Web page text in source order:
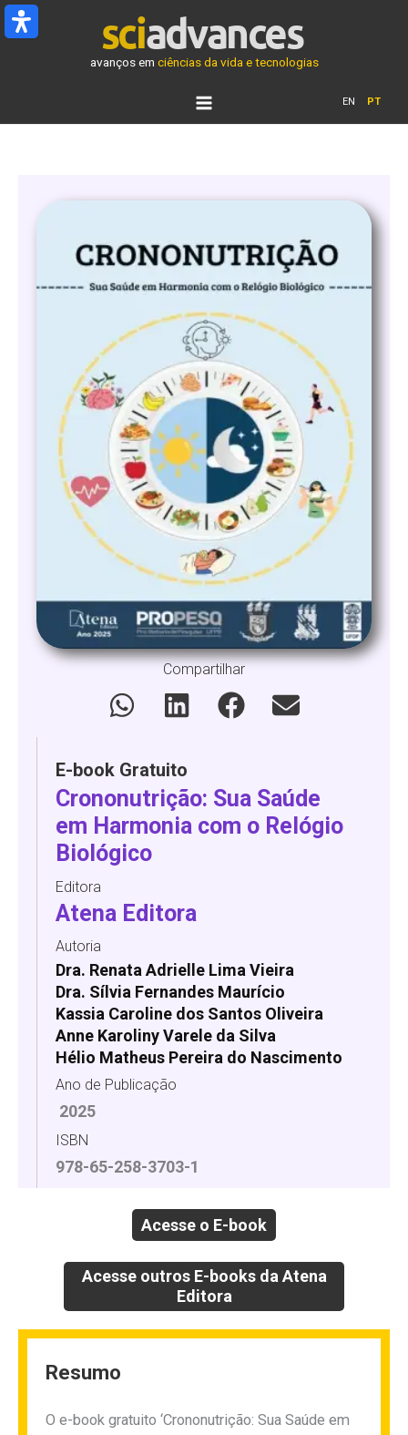
Ir
para
avanços em ciências da vida e tecnologias
EN PT
Compartilhar
E-book Gratuito
Crononutrição: Sua Saúde
em Harmonia com o Relógio
Biológico
Editora
Atena Editora
Autoria
Dra. Renata Adrielle Lima Vieira
Dra. Sílvia Fernandes Maurício
Kassia Caroline dos Santos Oliveira
Anne Karoliny Varele da Silva
Hélio Matheus Pereira do Nascimento
Ano de Publicação
2025
ISBN
978-65-258-3703-1
Acesse o E-book
Acesse outros E-books da Atena
Editora
Resumo
O e-book gratuito ‘Crononutrição: Sua Saúde em